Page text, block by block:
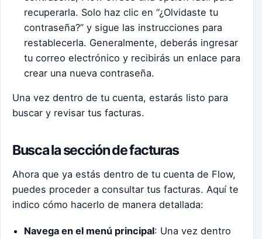
recuperarla. Solo haz clic en “¿Olvidaste tu
contraseña?” y sigue las instrucciones para
restablecerla. Generalmente, deberás ingresar
tu correo electrónico y recibirás un enlace para
crear una nueva contraseña.
Una vez dentro de tu cuenta, estarás listo para
buscar y revisar tus facturas.
Busca la sección de facturas
Ahora que ya estás dentro de tu cuenta de Flow,
puedes proceder a consultar tus facturas. Aquí te
indico cómo hacerlo de manera detallada:
Navega en el menú principal: Una vez dentro